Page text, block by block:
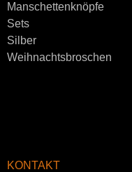
Manschettenknöpfe
Sets
Silber
Weihnachtsbroschen
KONTAKT